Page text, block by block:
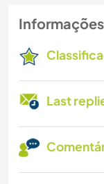
Last